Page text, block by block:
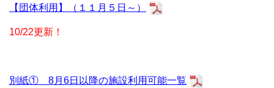
【団体利用】（１１月５日～）
10/22更新！
別紙① 8月6日以降の施設利用可能一覧